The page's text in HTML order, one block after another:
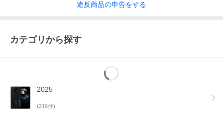
違反商品の申告をする
カテゴリから探す
2025
(216件)